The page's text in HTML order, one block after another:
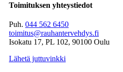
Toimituksen yhteystiedot
Puh. 044 562 6450
toimitus@rauhantervehdys.fi
Isokatu 17, PL 102, 90100 Oulu
Lähetä juttuvinkki